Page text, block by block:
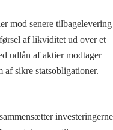
mod senere tilbagelevering
af likviditet ud over et
udlån af aktier modtager
af sikre statsobligationer.
investeringerne